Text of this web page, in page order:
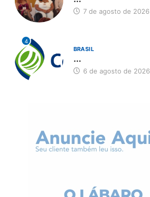
7 de agosto de 2026
4
BRASIL
...
6 de agosto de 2026